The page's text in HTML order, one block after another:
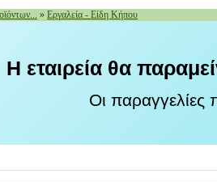
» Εργαλεία - Είδη Κήπου
Η εταιρεία θα
Οι